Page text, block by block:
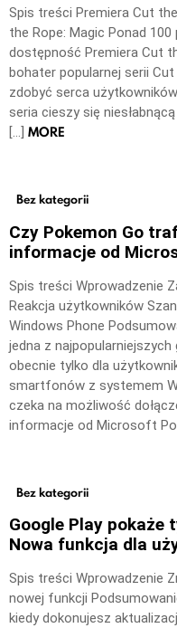
Spis treści Premiera Cut
the Rope: Magic Ponad
dostępność Premiera Cut
bohater popularnej serii
zdobyć serca
seria cieszy się
[…] MORE
Bez kategorii
Czy Pokemon Go
informacje od
Spis treści Wprowadzenie
Reakcja użytkowników
Windows Phone
jedna z
obecnie tylko dla
smartfonów z systemem
czeka na możliwość
informacje od Microsoft
Bez kategorii
Google Play
Nowa funkcja dla
Spis treści Wprowadzenie
nowej funkcji
kiedy dokonujesz